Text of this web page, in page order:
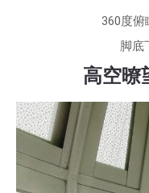
360度俯
脚底
高空暸